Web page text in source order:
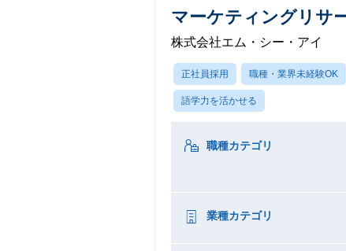
マーケティングリサ
株式会社エム・シー・アイ
正社員採用 職種・業界未経験OK
語学力を活かせる
職種カテゴリ
業種カテゴリ